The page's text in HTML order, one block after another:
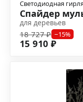
Светодиодная
Спайдер
для деревьев
18 727 ₽ −15%
15 910 ₽